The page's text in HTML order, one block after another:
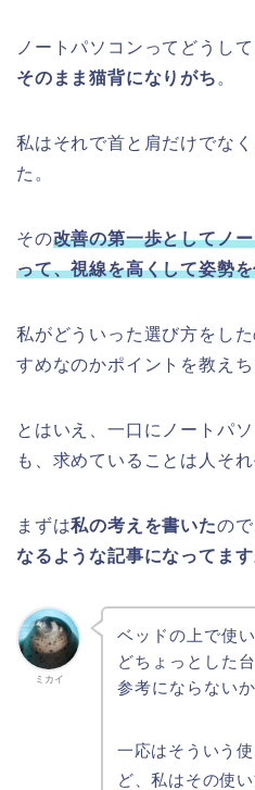
ノートパソコンってどうし
そのまま猫背になりがち 。
私はそれで首と肩だけでな
た。
その改善の第一歩としてノ
って、視線を高くして姿勢
私がどういった選び方をし
すめなのかポイントを教えち
とはいえ、一口にノートパ
も、求めていることは人それ
まずは私の考えを書いたの
なるような記事になってます
ミカイ
ベッドの上で使
どちょっとした
参考にならないか
一応はそういう
ど、私はその使